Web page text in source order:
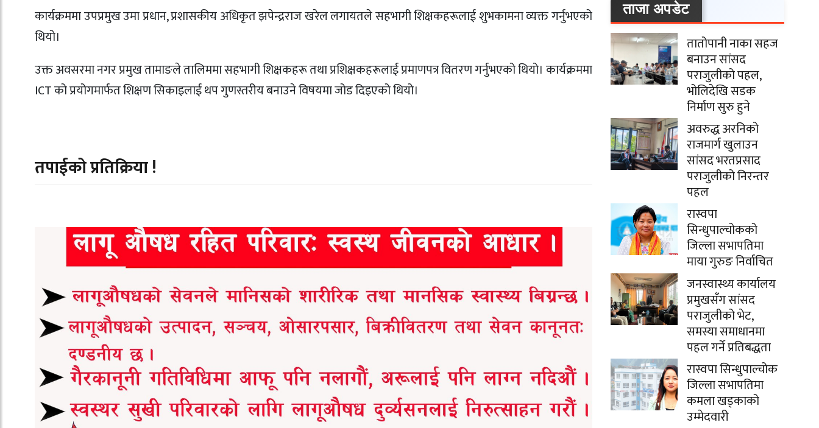
कार्यक्रममा उपप्रमुखउमा प्रधान, प्रशासकीय अधिकृतझपेन्द्रराज खरेललगायतले सहभागी शिक्षकहरूलाई शुभकामना व्यक्त गर्नुभएको
थियो।
उक्त अवसरमा नगर प्रमुख तामाङले तालिममा सहभागी शिक्षकहरू तथा प्रशिक्षकहरूलाई प्रमाणपत्र वितरण गर्नुभएको थियो। कार्यक्रममा
ICT को प्रयोगमार्फत शिक्षण सिकाइलाई थप गुणस्तरीय बनाउने विषयमा जोड दिइएको थियो।
तपाईको प्रतिक्रिया !
ताजा अपडेट
तातोपानी नाका सहज
बनाउन सांसद
पराजुलीको पहल,
भोलिदेखि सडक
निर्माण सुरु हुने
अवरुद्ध अरनिको
राजमार्ग खुलाउन
सांसद भरतप्रसाद
पराजुलीको निरन्तर
पहल
रास्वपा
सिन्धुपाल्चोकको
जिल्ला सभापतिमा
माया गुरुङ निर्वाचित
जनस्वास्थ्य कार्यालय
प्रमुखसँग सांसद
पराजुलीको भेट,
समस्या समाधानमा
पहल गर्ने प्रतिबद्धता
रास्वपा सिन्धुपाल्चोक
जिल्ला सभापतिमा
कमला खड्काको
उम्मेदवारी